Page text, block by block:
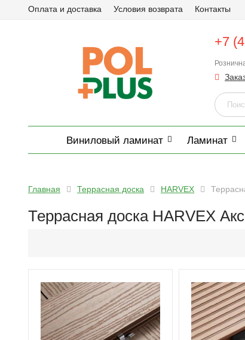
Оплата и доставка Условия возврата Контакты
+7
Виниловый ламинат Ламинат
Главная Террасная доска HARVEX
Террасная доска HARVEX